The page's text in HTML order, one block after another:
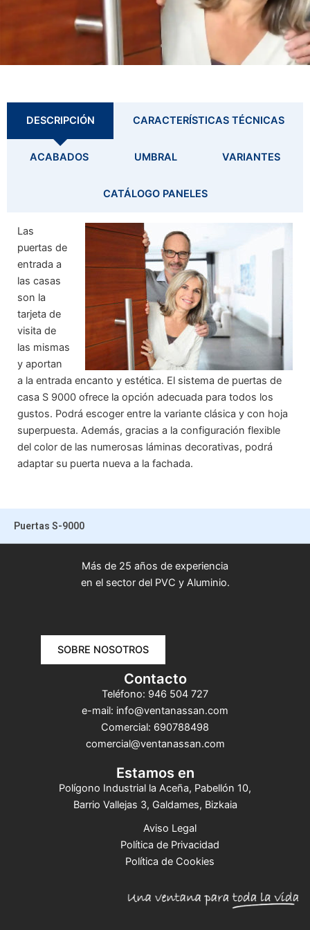
DESCRIPCIÓN CARACTERÍSTICAS TÉCNICAS
ACABADOS UMBRAL VARIANTES
CATÁLOGO PANELES
Las
puertas de
entrada a
las casas
son la
tarjeta de
visita de
las mismas
y aportan
a la entrada encanto y estética. El sistema de puertas de
casa S 9000 ofrece la opción adecuada para todos los
gustos. Podrá escoger entre la variante clásica y con hoja
superpuesta. Además, gracias a la configuración flexible
del color de las numerosas láminas decorativas, podrá
adaptar su puerta nueva a la fachada.
Puertas S-9000
Más de 25 años de experiencia
en el sector del PVC y Aluminio.
SOBRE NOSOTROS
Contacto
Teléfono: 946 504 727
e-mail: info@ventanassan.com
Comercial: 690788498
comercial@ventanassan.com
Estamos en
Polígono Industrial la Aceña, Pabellón 10,
Barrio Vallejas 3, Galdames, Bizkaia
Aviso Legal
Política de Privacidad
Política de Cookies